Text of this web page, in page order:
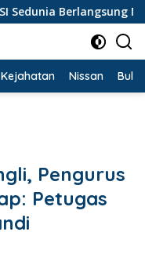
Berlangsung Meriah
Kejahatan Nissan
Pengurus
Petugas